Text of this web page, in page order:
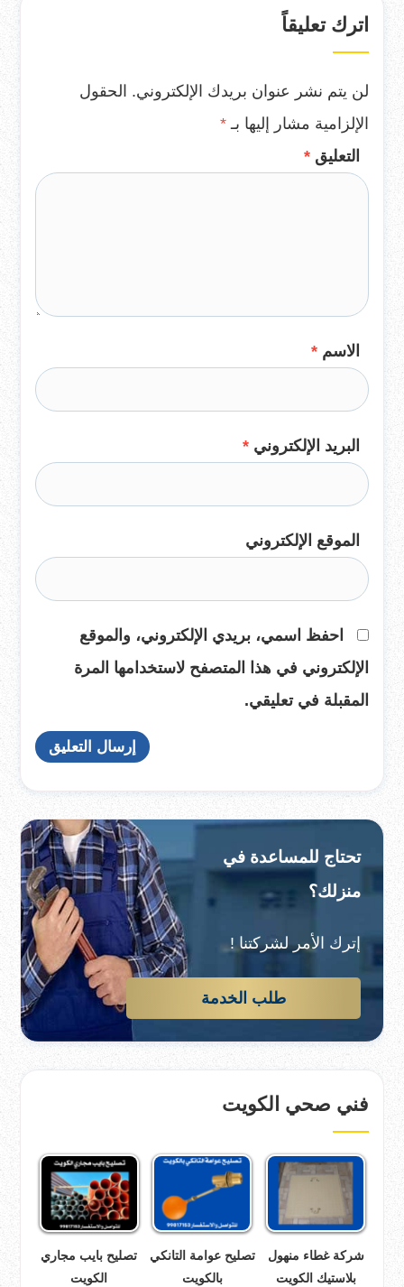
اترك تعليقاً
لن يتم نشر عنوان بريدك الإلكتروني. الحقول
الإلزامية مشار إليها بـ *
التعليق *
الاسم *
البريد الإلكتروني *
الموقع الإلكتروني
احفظ اسمي، بريدي الإلكتروني، والموقع
الإلكتروني في هذا المتصفح لاستخدامها المرة
المقبلة في تعليقي.
تحتاج للمساعدة في
منزلك؟
إترك الأمر لشركتنا !
طلب الخدمة
فني صحي الكويت
شركة غطاء منهول
بلاستيك الكويت
تصليح عوامة التانكي
بالكويت
تصليح بايب مجاري
الكويت